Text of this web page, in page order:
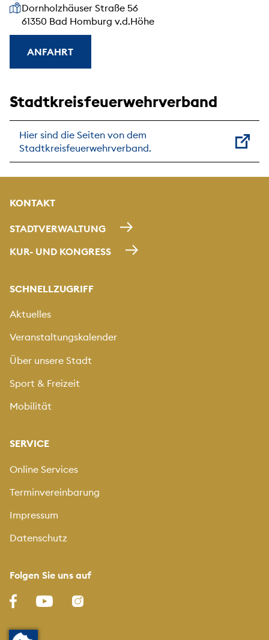
Unsere Anschrift
Dornholzhäuser Straße 56
61350 Bad Homburg v.d.Höhe
ANFAHRT
Stadtkreisfeuerwehrverband
Hier sind die Seiten von dem
Stadtkreisfeuerwehrverband.
KONTAKT
STADTVERWALTUNG
KUR- UND KONGRESS
SCHNELLZUGRIFF
Aktuelles
Veranstaltungskalender
Über unsere Stadt
Sport & Freizeit
Mobilität
SERVICE
Online Services
Terminvereinbarung
Impressum
Datenschutz
Folgen Sie uns auf